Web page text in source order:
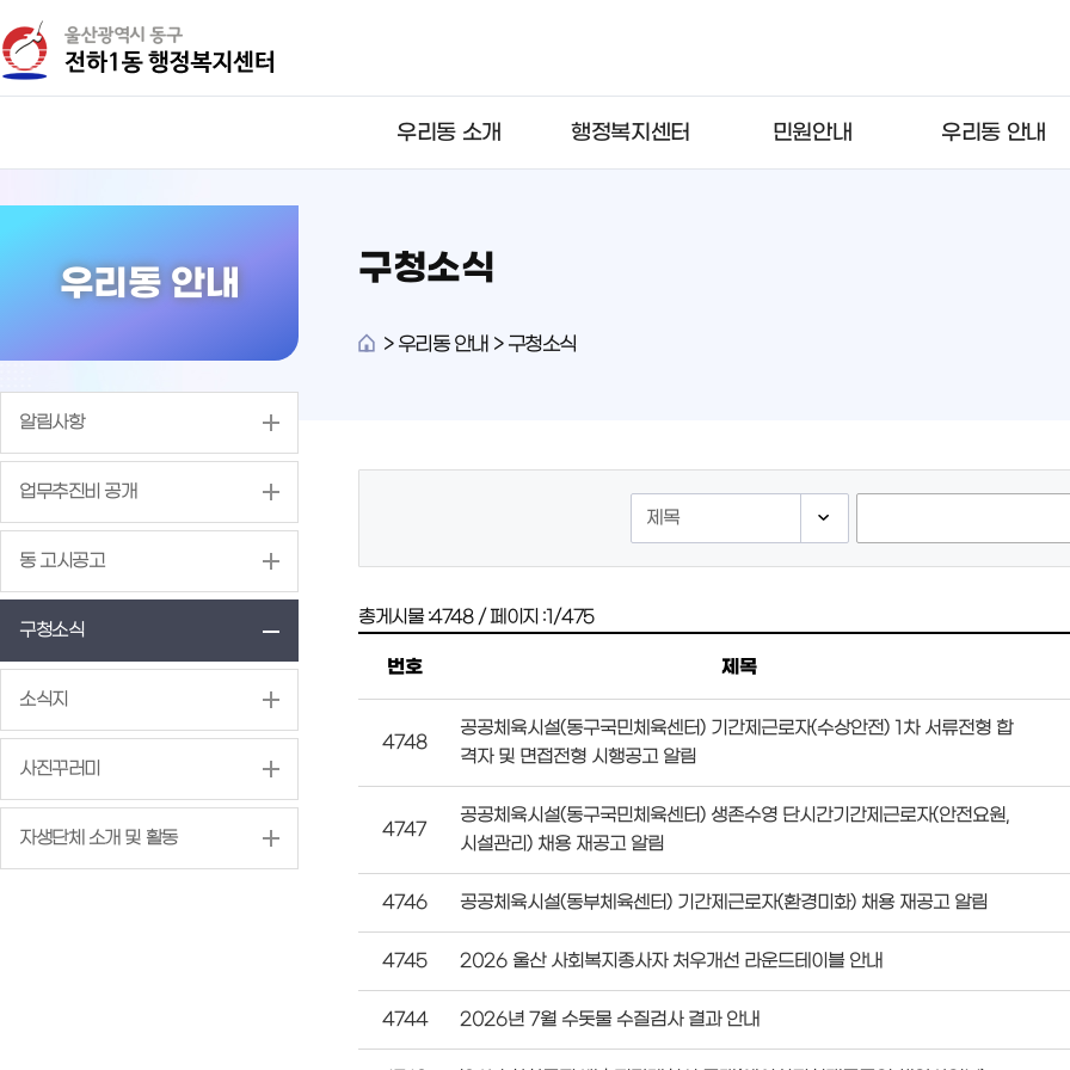
바
로
가
로
가
기
우리동 소개 행정복지센터 민원안내 우리동 안내
우리동 안내
알림사항
업무추진비 공개
동 고시공고
구청소식
소식지
사진꾸러미
자생단체 소개 및 활동
구청소식
>우리동 안내 > 구청소식
총게시물 :4748/ 페이지 :1/475
번호 제목
4748
공공체육시설(동구국민체육센터) 기간제근로자(수상안전) 1차 서류전형 합
격자 및 면접전형 시행공고 알림
4747
공공체육시설(동구국민체육센터) 생존수영 단시간기간제근로자(안전요원,
시설관리) 채용 재공고 알림
4746 공공체육시설(동부체육센터) 기간제근로자(환경미화) 채용 재공고 알림
4745 2026 울산 사회복지종사자 처우개선 라운드테이블 안내
4744 2026년 7월 수돗물 수질검사 결과 안내